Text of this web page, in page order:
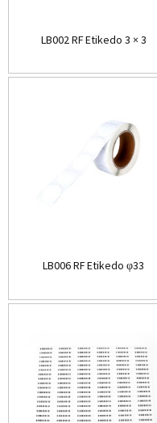
LB002 RF Etikedo 3 × 3
LB006 RF Etikedo φ33